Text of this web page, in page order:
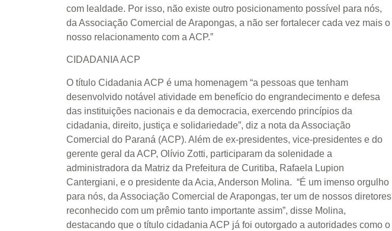
com lealdade. Por isso, não existe outro posicionamento possível para nós,
da Associação Comercial de Arapongas, a não ser fortalecer cada vez mais o
nosso relacionamento com a ACP.”
CIDADANIA ACP
O título Cidadania ACP é uma homenagem “a pessoas que tenham
desenvolvido notável atividade em benefício do engrandecimento e defesa
das instituições nacionais e da democracia, exercendo princípios da
cidadania, direito, justiça e solidariedade”, diz a nota da Associação
Comercial do Paraná (ACP). Além de ex-presidentes, vice-presidentes e do
gerente geral da ACP, Olívio Zotti, participaram da solenidade a
administradora da Matriz da Prefeitura de Curitiba, Rafaela Lupion
Cantergiani, e o presidente da Acia, Anderson Molina. “É um imenso orgulho
para nós, da Associação Comercial de Arapongas, ter um de nossos diretores
reconhecido com um prêmio tanto importante assim”, disse Molina,
destacando que o título cidadania ACP já foi outorgado a autoridades como o